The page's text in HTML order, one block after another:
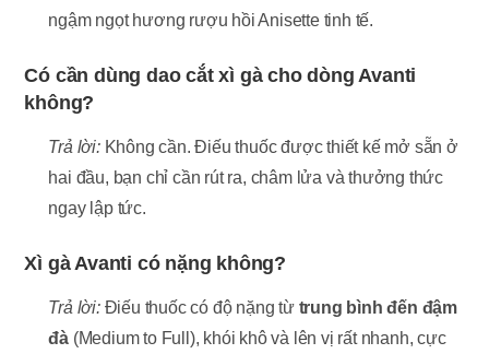
ngậm ngọt hương rượu hồi Anisette tinh tế.
Có cần dùng dao cắt xì gà cho dòng Avanti
không?
Trả lời:Không cần. Điếu thuốc được thiết kế mở sẵn ở
hai đầu, bạn chỉ cần rút ra, châm lửa và thưởng thức
ngay lập tức.
Xì gà Avanti có nặng không?
Trả lời:Điếu thuốc có độ nặng từ trung bình đến đậm
đà (Medium to Full), khói khô và lên vị rất nhanh, cực